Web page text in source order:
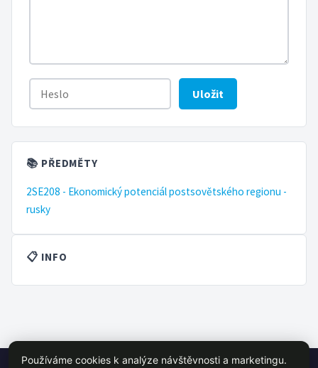
Uložit
📚 PŘEDMĚTY
2SE208 - Ekonomický potenciál postsovětského regionu -
rusky
📋 INFO
Používáme cookies k analýze návštěvnosti a marketingu.